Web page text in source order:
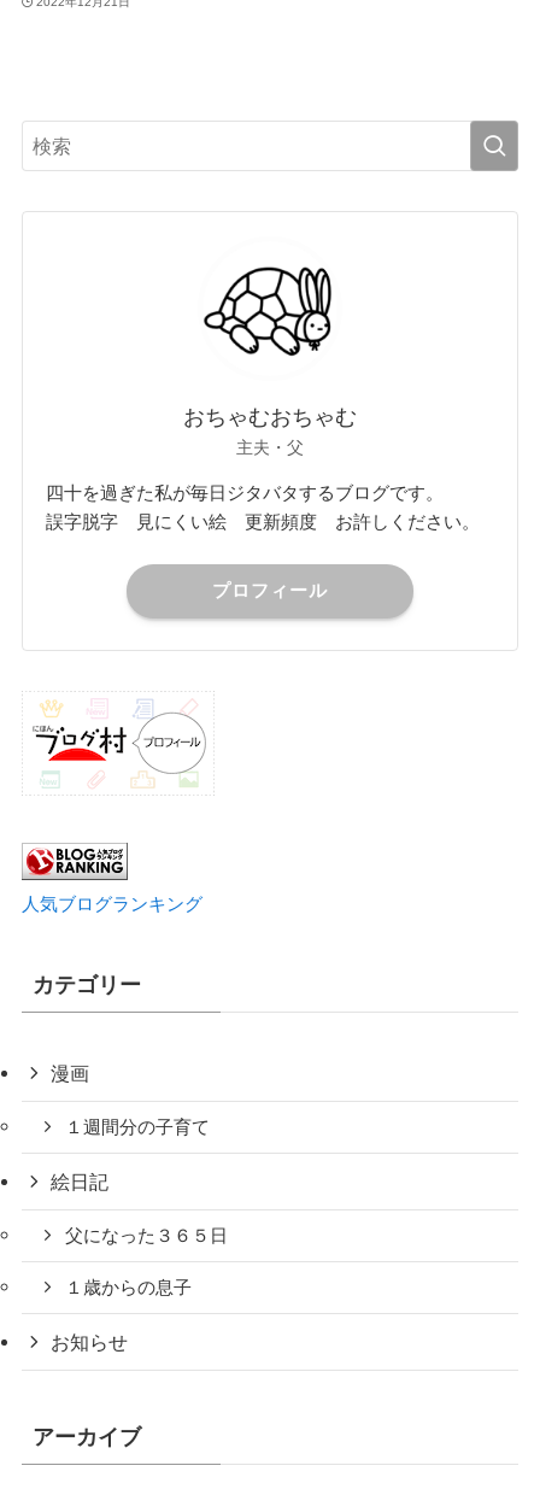
おちゃむおちゃむ
主夫・父
四十を過ぎた私が毎日ジタバタするブログです。
誤字脱字 見にくい絵 更新頻度 お許しください。
プロフィール
人気ブログランキング
カテゴリー
漫画
１週間分の子育て
絵日記
父になった３６５日
１歳からの息子
お知らせ
アーカイブ